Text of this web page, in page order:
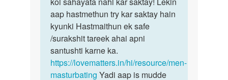
Kar
na
chata
hu
by
9193202857vikas
ichha
hona
bohot…
aap hastmethun try kar saktay hain
kyunki Hastmaithun ek safe
/surakshit tareek ahai apni
santushti karne ka.
https://lovematters.in/hi/resource/men-
masturbating Yadi aap is mudde